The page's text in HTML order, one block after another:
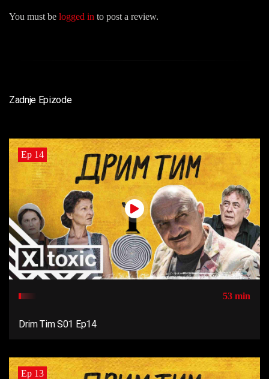
You must be logged in to post a review.
Zadnje Epizode
Ep 14
53 min
Drim Tim S01 Ep14
Ep 13